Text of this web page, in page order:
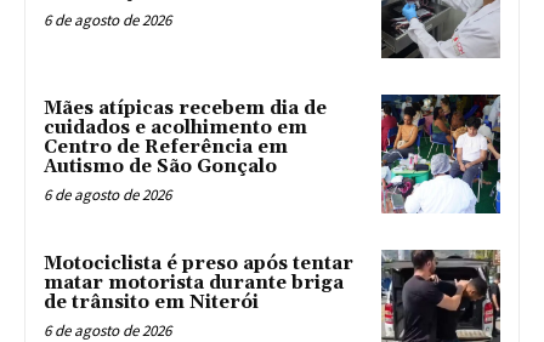
6 de agosto de 2026
Mães atípicas recebem dia de
cuidados e acolhimento em
Centro de Referência em
Autismo de São Gonçalo
6 de agosto de 2026
Motociclista é preso após tentar
matar motorista durante briga
de trânsito em Niterói
6 de agosto de 2026